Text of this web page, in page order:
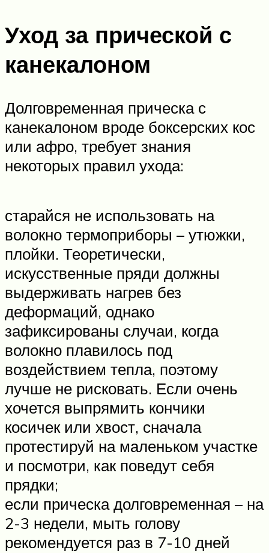
Уход за прической с
канекалоном
Долговременная прическа с
канекалоном вроде боксерских кос
или афро, требует знания
некоторых правил ухода:
старайся не использовать на
волокно термоприборы – утюжки,
плойки. Теоретически,
искусственные пряди должны
выдерживать нагрев без
деформаций, однако
зафиксированы случаи, когда
волокно плавилось под
воздействием тепла, поэтому
лучше не рисковать. Если очень
хочется выпрямить кончики
косичек или хвост, сначала
протестируй на маленьком участке
и посмотри, как поведут себя
прядки;
если прическа долговременная – на
2-3 недели, мыть голову
рекомендуется раз в 7-10 дней